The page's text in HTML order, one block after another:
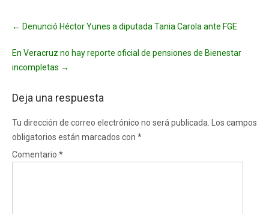
navigation
← Denunció Héctor Yunes a diputada Tania Carola ante FGE
En Veracruz no hay reporte oficial de pensiones de Bienestar
incompletas →
Deja una respuesta
Tu dirección de correo electrónico no será publicada.
Los campos
obligatorios están marcados con *
Comentario *